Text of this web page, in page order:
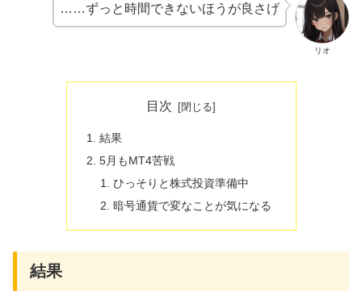
リオ
……ずっと時間できないほうが良さげ
目次
結果
5月もMT4苦戦
ひっそりと株式投資準備中
暗号通貨で変なことが気になる
結果